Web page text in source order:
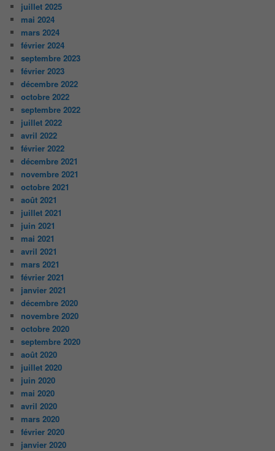
juillet 2025
mai 2024
mars 2024
février 2024
septembre 2023
février 2023
décembre 2022
octobre 2022
septembre 2022
juillet 2022
avril 2022
février 2022
décembre 2021
novembre 2021
octobre 2021
août 2021
juillet 2021
juin 2021
mai 2021
avril 2021
mars 2021
février 2021
janvier 2021
décembre 2020
novembre 2020
octobre 2020
septembre 2020
août 2020
juillet 2020
juin 2020
mai 2020
avril 2020
mars 2020
février 2020
janvier 2020